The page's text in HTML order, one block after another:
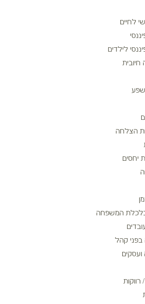
לחיים
לילדים
שפע
הצלחה
יחסים
כלכלת המשפחה
בפני קהל
ועסקים
רווקות